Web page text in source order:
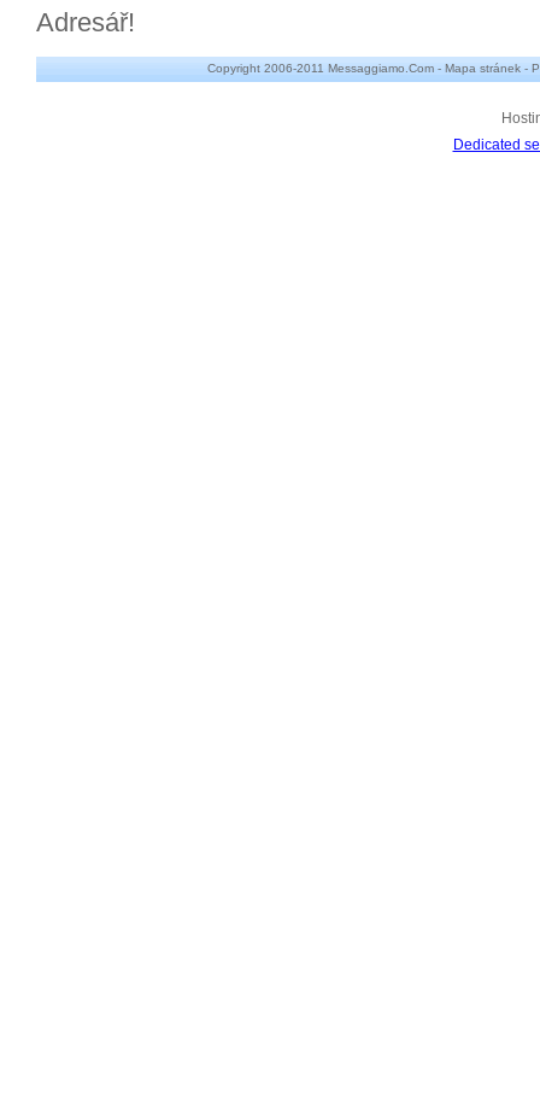
Adresář!
Copyright 2006-2011 Messaggiamo.Com - Mapa stránek -
Dedicated